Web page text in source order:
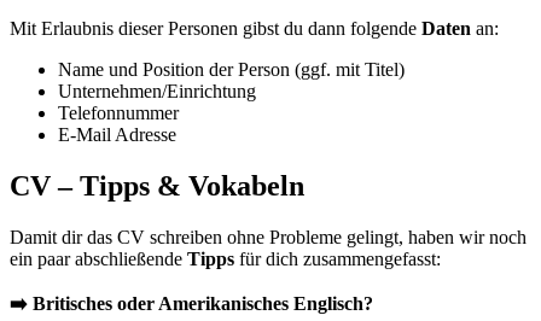
Mit Erlaubnis dieser Personen gibst du dann folgende Daten an:
Name und Position der Person (ggf. mit Titel)
Unternehmen/Einrichtung
Telefonnummer
E-Mail Adresse
CV – Tipps & Vokabeln
Damit dir das CV schreiben ohne Probleme gelingt, haben wir noch
ein paar abschließende Tipps für dich zusammengefasst:
➡️ Britisches oder Amerikanisches Englisch?